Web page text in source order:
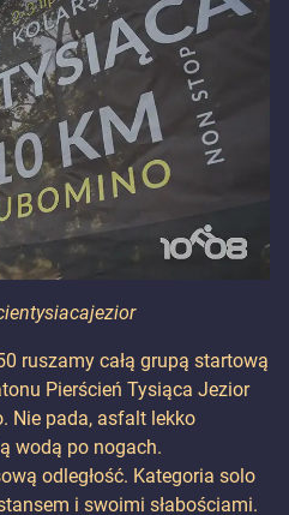
ruszamy całą grupą startową
Pierścień Tysiąca Jezior
Nie pada, asfalt lekko
wodą po nogach.
odległość. Kategoria solo
i swoimi słabościami.